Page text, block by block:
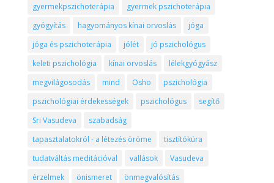
gyermekpszichoterápia
gyermek pszichoterápia
gyógyítás
hagyományos kínai orvoslás
jóga
jóga és pszichoterápia
jólét
jó pszichológus
keleti pszichológia
kínai orvoslás
lélekgyógyász
megvilágosodás
mind Osho
pszichológia
pszichológiai érdekességek
pszichológus
segítő
Sri Vasudeva
szabadság
tapasztalatokról - a létezés öröme
tisztítókúra
tudatváltás meditációval
vallások
Vasudeva
érzelmek
önismeret
önmegvalósítás